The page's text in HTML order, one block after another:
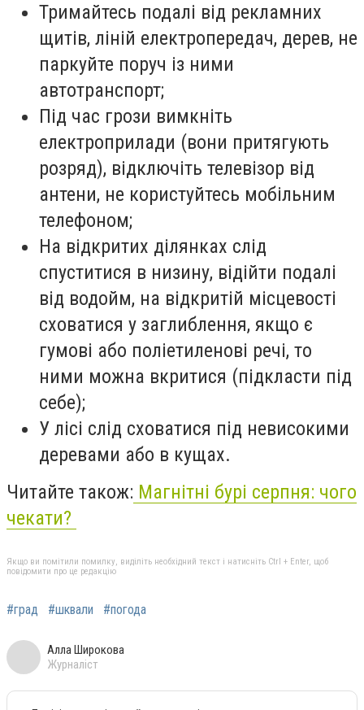
Тримайтесь подалі від рекламних
щитів, ліній електропередач, дерев, не
паркуйте поруч із ними
автотранспорт;
Під час грози вимкніть
електроприлади (вони притягують
розряд), відключіть телевізор від
антени, не користуйтесь мобільним
телефоном;
На відкритих ділянках слід
спуститися в низину, відійти подалі
від водойм, на відкритій місцевості
сховатися у заглиблення, якщо є
гумові або поліетиленові речі, то
ними можна вкритися (підкласти під
себе);
У лісі слід сховатися під невисокими
деревами або в кущах.
Читайте також: Магнітні бурі серпня: чого
чекати?
Якщо ви помітили помилку, виділіть необхідний текст і натисніть Ctrl + Enter, щоб
повідомити про це редакцію
#град #шквали #погода
Алла Широкова
Журналіст